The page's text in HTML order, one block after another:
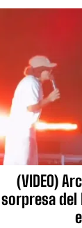
(VIDEO)
sorpresa del